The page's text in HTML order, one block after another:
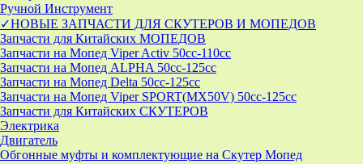
Ручной Инструмент
✓НОВЫЕ ЗАПЧАСТИ ДЛЯ СКУТЕРОВ И МОПЕДОВ
Запчасти для Китайских МОПЕДОВ
Запчасти на Мопед Viper Activ 50cc-110cc
Запчасти на Мопед ALPHA 50cc-125cc
Запчасти на Мопед Delta 50cc-125cc
Запчасти на Мопед Viper SPORT(MX50V) 50cc-125cc
Запчасти для Китайских СКУТЕРОВ
Электрика
Двигатель
Обгонные муфты и комплектующие на Скутер Мопед